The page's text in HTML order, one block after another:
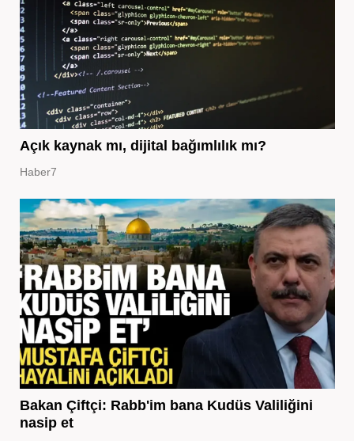
Açık kaynak mı, dijital bağımlılık mı?
Haber7
Bakan Çiftçi: Rabb'im bana Kudüs Valiliğini
nasip et